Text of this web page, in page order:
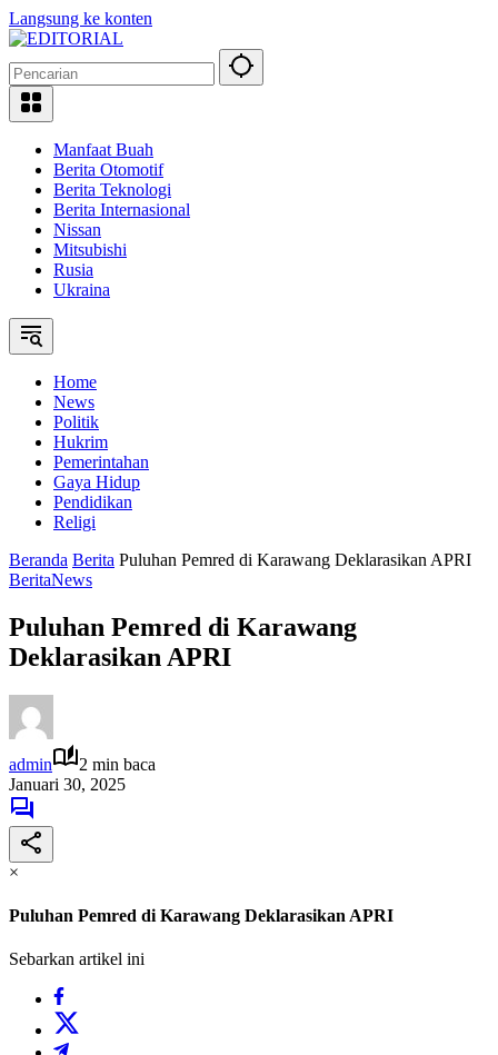
Langsung ke konten
Manfaat Buah
Berita Otomotif
Berita Teknologi
Berita Internasional
Nissan
Mitsubishi
Rusia
Ukraina
Home
News
Politik
Hukrim
Pemerintahan
Gaya Hidup
Pendidikan
Religi
Beranda Berita Puluhan Pemred di Karawang Deklarasikan APRI
BeritaNews
Puluhan Pemred di Karawang
Deklarasikan APRI
admin
2 min baca
Januari 30, 2025
×
Puluhan Pemred di Karawang Deklarasikan APRI
Sebarkan artikel ini